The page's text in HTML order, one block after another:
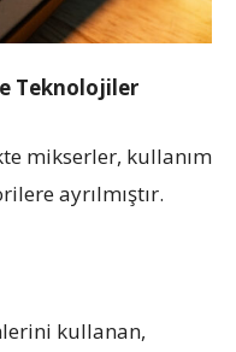
Teknolojiler
mikserler, kullanım
ayrılmıştır.
kullanan,